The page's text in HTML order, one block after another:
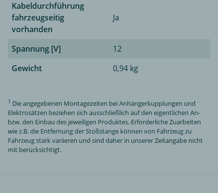
Kabeldurchführung
fahrzeugseitig
vorhanden
Ja
Spannung [V]
12
Gewicht
0,94 kg
1 Die angegebenen Montagezeiten bei Anhängerkupplungen und
Elektrosätzen beziehen sich ausschließlich auf den eigentlichen An-
bzw. den Einbau des jeweiligen Produktes. Erforderliche Zuarbeiten
wie z.B. die Entfernung der Stoßstange können von Fahrzeug zu
Fahrzeug stark variieren und sind daher in unserer Zeitangabe nicht
mit berücksichtigt.